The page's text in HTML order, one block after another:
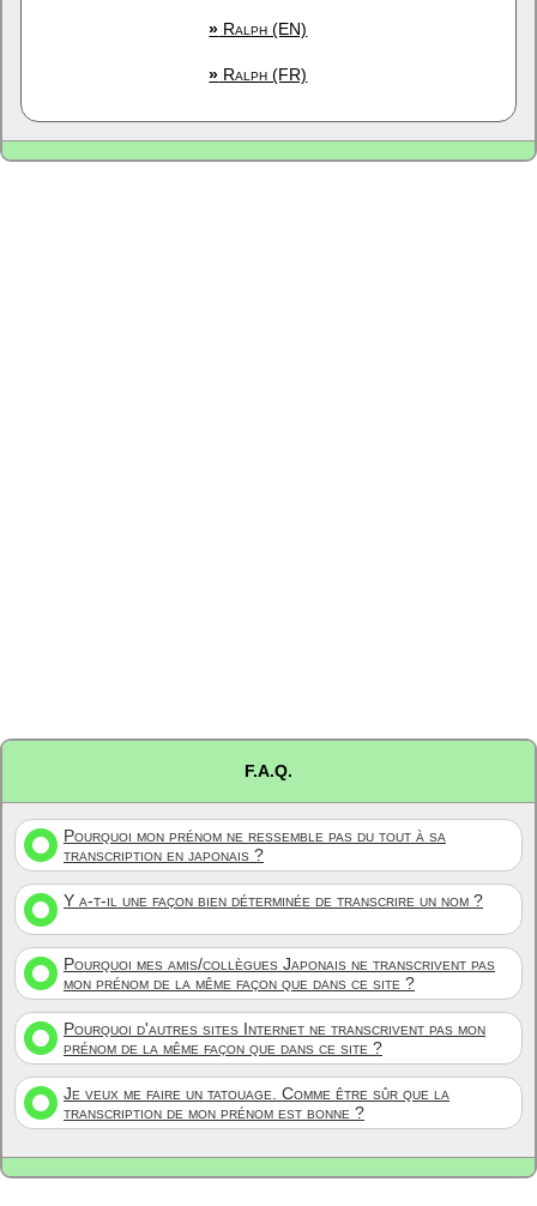
» Ralph (EN)
» Ralph (FR)
F.A.Q.
Pourquoi mon prénom ne ressemble pas du tout à sa
transcription en japonais ?
Y a-t-il une façon bien déterminée de transcrire un nom ?
Pourquoi mes amis/collègues Japonais ne transcrivent pas
mon prénom de la même façon que dans ce site ?
Pourquoi d'autres sites Internet ne transcrivent pas mon
prénom de la même façon que dans ce site ?
Je veux me faire un tatouage. Comme être sûr que la
transcription de mon prénom est bonne ?